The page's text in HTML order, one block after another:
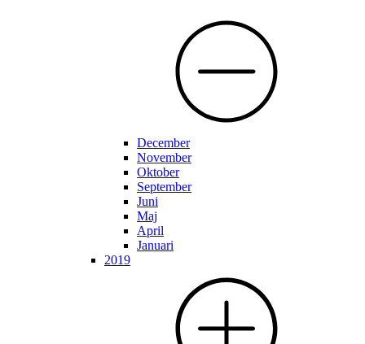
December
November
Oktober
September
Juni
Maj
April
Januari
2019